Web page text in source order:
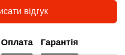
відгук
Оплата Гарантія